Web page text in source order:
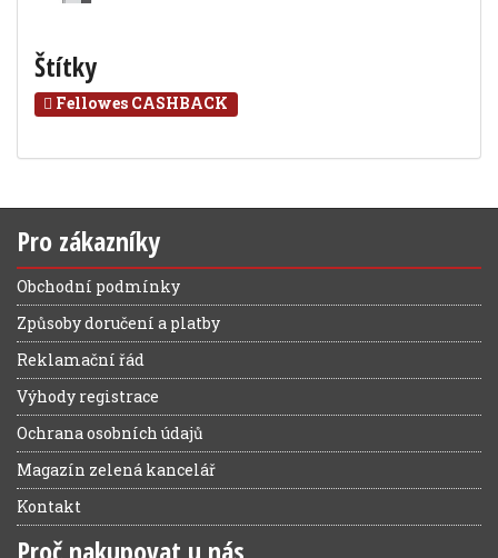
Štítky
Fellowes CASHBACK
Pro zákazníky
Obchodní podmínky
Způsoby doručení a platby
Reklamační řád
Výhody registrace
Ochrana osobních údajů
Magazín zelená kancelář
Kontakt
Proč nakupovat u nás